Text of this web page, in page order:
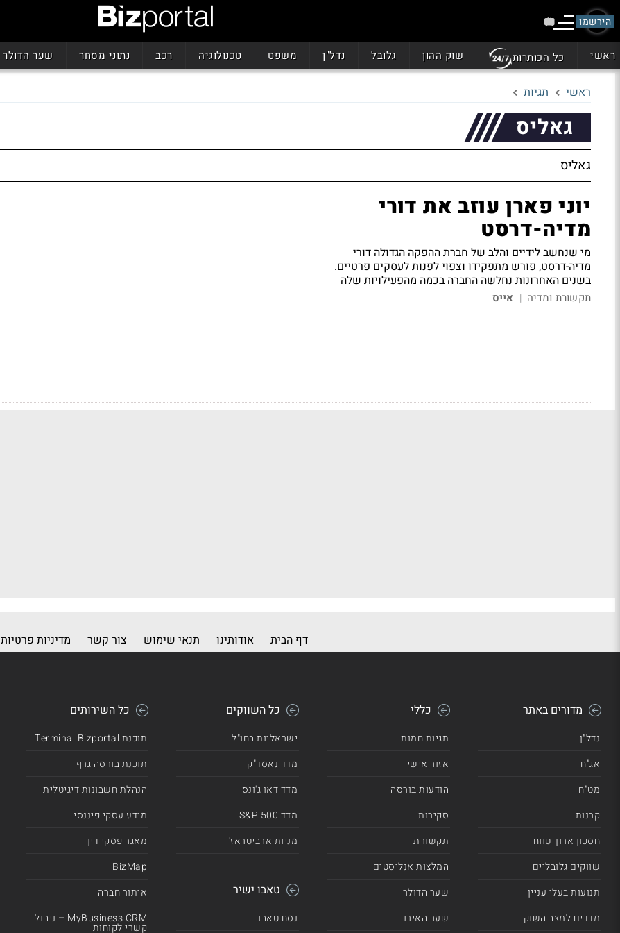
הירשמו
ראשי כל הכותרות שוק ההון גלובל נדל"ן משפט טכנולוגיה רכב נתוני מסחר שער הדולר
ראשי תגיות
גאליס
גאליס
יוני פארן עוזב את דורי
מדיה-דרסט
מי שנחשב לידיים והלב של חברת ההפקה הגדולה דורי
מדיה-דרסט, פורש מתפקידו וצפוי לפנות לעסקים פרטיים.
בשנים האחרונות נחלשה החברה בכמה מהפעילויות שלה
תקשורת ומדיה | אייס
דף הבית אודותינו תנאי שימוש צור קשר מדיניות פרטיות
מדורים באתר
נדל"ן
אג"ח
מט"ח
קרנות
חסכון ארוך טווח
שווקים גלובליים
תנועות בעלי עניין
מדדים למצב השוק
כללי
תגיות חמות
אזור אישי
הודעות בורסה
סקירות
תקשורת
המלצות אנליסטים
שער הדולר
שער האירו
כל השווקים
ישראליות בחו"ל
מדד נאסד"ק
מדד דאו ג'ונס
מדד 500 S&P
מניות ארביטראז'
טאבו ישיר
נסח טאבו
כל השירותים
תוכנת Terminal Bizportal
תוכנת בורסה גרף
הנהלת חשבונות דיגיטלית
מידע עסקי פיננסי
מאגר פסקי דין
BizMap
איתור חברה
MyBusiness CRM – ניהול
קשרי לקוחות